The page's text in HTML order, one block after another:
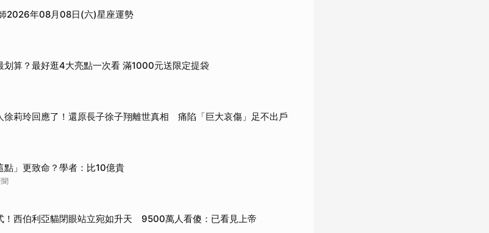
2026年08月08日(六)星座運勢
划算？最好逛4大亮點一次看 滿1000元送限定提袋
徐莉玲回應了！還原長子徐子翔離世真相 痛陷「巨大哀傷」足不出戶
點」更致命？學者：比10億貴
！西伯利亞貓閉眼站立宛如升天 9500萬人看傻：已看見上帝
取消